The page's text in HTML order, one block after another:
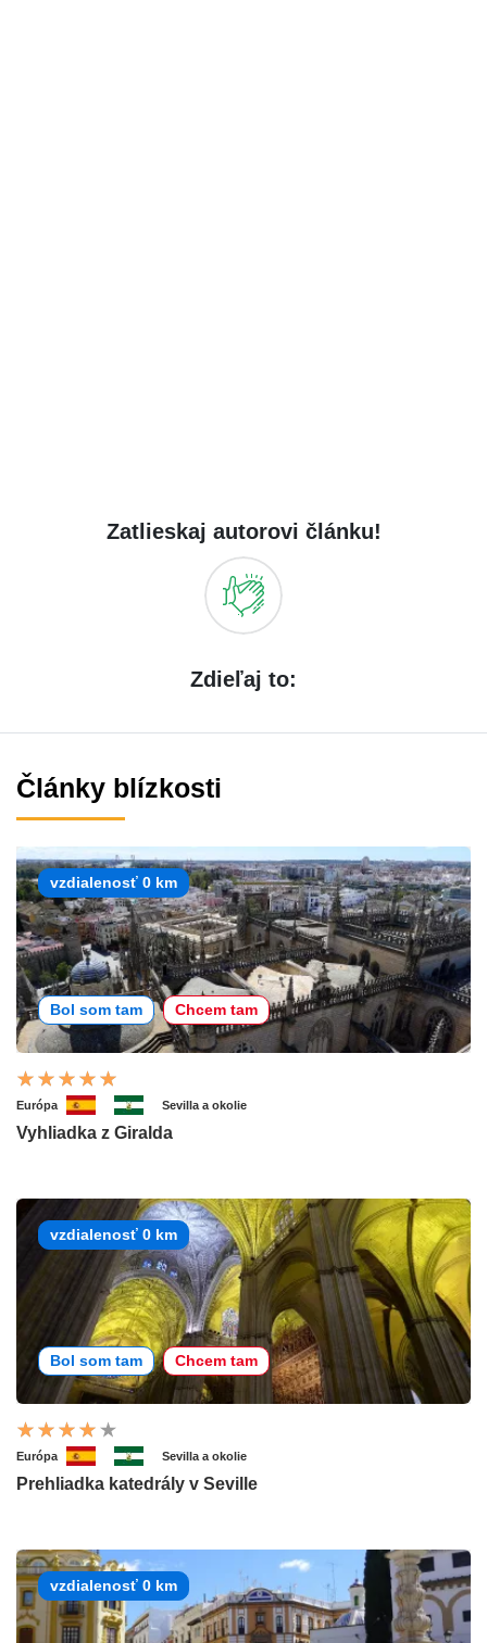
Zatlieskaj autorovi článku!
Zdieľaj to:
Články blízkosti
vzdialenosť 0 km
Bol som tam Chcem tam
Európa Sevilla a okolie
Vyhliadka z Giralda
vzdialenosť 0 km
Bol som tam Chcem tam
Európa Sevilla a okolie
Prehliadka katedrály v Seville
vzdialenosť 0 km